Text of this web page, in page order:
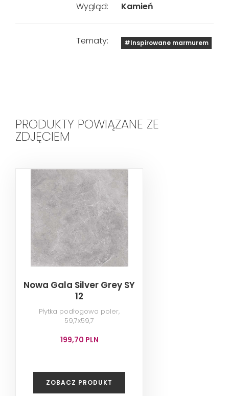
Wygląd: Kamień
Tematy: #Inspirowane marmurem
PRODUKTY POWIĄZANE ZE
ZDJĘCIEM
Nowa Gala Silver Grey SY
12
Płytka podłogowa poler,
59,7x59,7
199,70 PLN
ZOBACZ PRODUKT